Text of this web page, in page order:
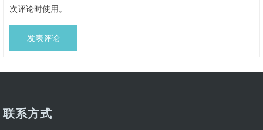
次评论时使用。
联系方式